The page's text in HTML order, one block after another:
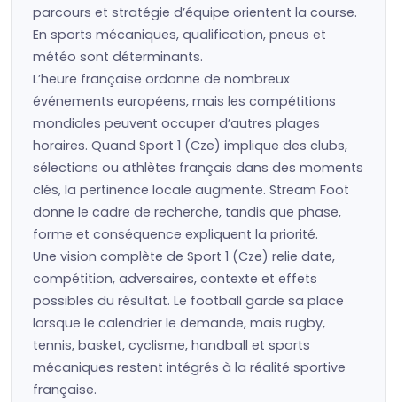
parcours et stratégie d’équipe orientent la course.
En sports mécaniques, qualification, pneus et
météo sont déterminants.
L’heure française ordonne de nombreux
événements européens, mais les compétitions
mondiales peuvent occuper d’autres plages
horaires. Quand Sport 1 (Cze) implique des clubs,
sélections ou athlètes français dans des moments
clés, la pertinence locale augmente. Stream Foot
donne le cadre de recherche, tandis que phase,
forme et conséquence expliquent la priorité.
Une vision complète de Sport 1 (Cze) relie date,
compétition, adversaires, contexte et effets
possibles du résultat. Le football garde sa place
lorsque le calendrier le demande, mais rugby,
tennis, basket, cyclisme, handball et sports
mécaniques restent intégrés à la réalité sportive
française.